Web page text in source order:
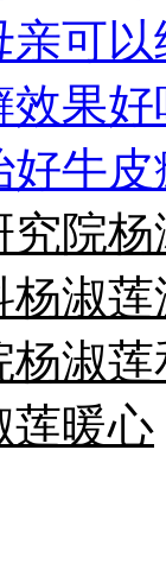
可
效果好
好牛皮
院
杨淑莲
杨淑莲
莲暖心